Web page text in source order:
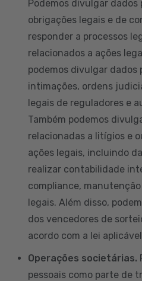
Podemos divulgar dados
obrigações legais e de
responder a processos
relacionados a ações
podemos divulgar dados
intimações, ordens
legais de reguladores e
Também podemos
relacionadas a litígios e
ações legais, incluindo
realizar contabilidade
compliance,
legais. Além disso,
dos vencedores de
acordo com a lei
Operações societárias.
pessoais como parte de